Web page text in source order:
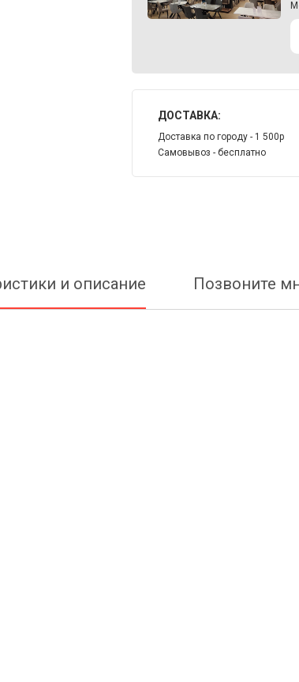
ДОСТАВКА:
Доставка по городу - 1 500р
Самовывоз - бесплатно
и описание Позвоните